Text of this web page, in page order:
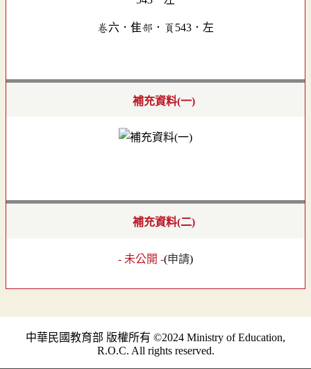
卷六．隹部．頁543．左
補充資料(一)
補充資料(二)
- 未公開 -(申請)
中華民國教育部 版權所有 ©2024 Ministry of Education,
R.O.C. All rights reserved.